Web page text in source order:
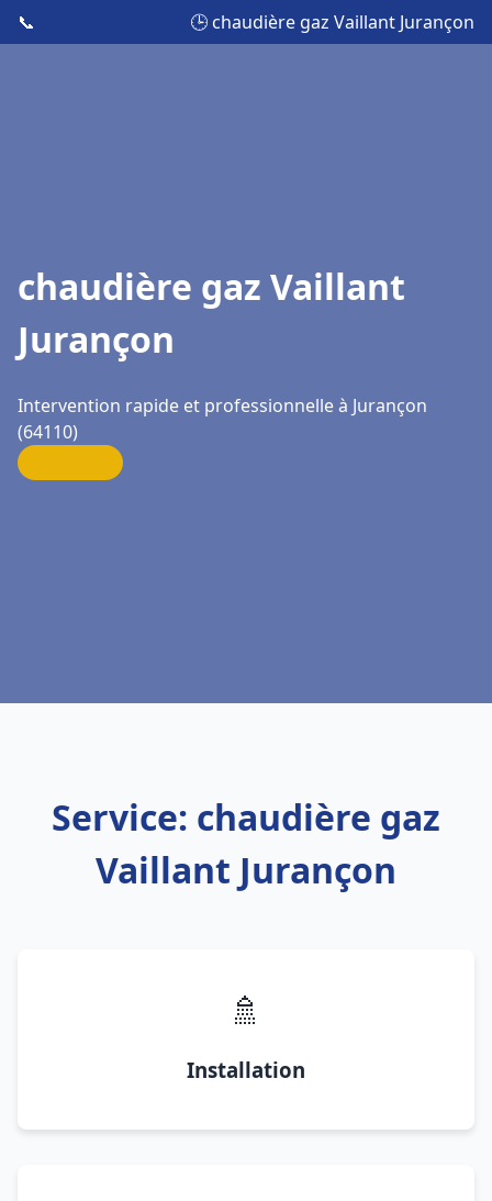
📞 🕒 chaudière gaz Vaillant Jurançon
chaudière gaz Vaillant
Jurançon
Intervention rapide et professionnelle à Jurançon
(64110)
Service: chaudière gaz
Vaillant Jurançon
🚿
Installation